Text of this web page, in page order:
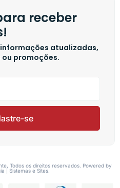
receber
atualizadas,
promoções.
se
Todos os direitos reservados. Powered by
| Sistemas e Sites.